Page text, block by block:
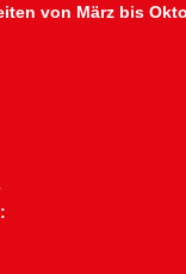
von März bis